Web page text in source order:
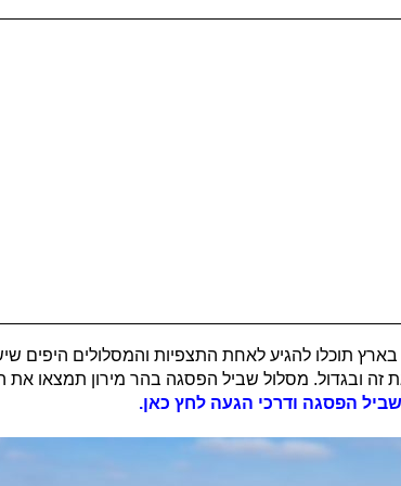
שיש בארץ תוכלו להגיע לאחת התצפיות והמסלולים
ובגדול. מסלול שביל הפסגה בהר מירון תמצאו את
הפסגה ודרכי הגעה לחץ כאן.